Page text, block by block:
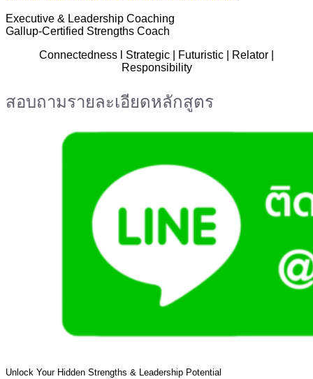
Executive & Leadership Coaching
Gallup-Certified Strengths Coach
Connectedness l Strategic | Futuristic | Relator |
Responsibility
สอบถามรายละเอียดหลักสูตร
Unlock Your Hidden Strengths & Leadership Potential